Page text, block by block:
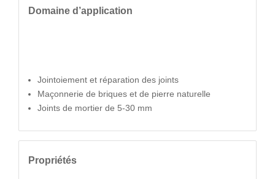
Domaine d’application
Jointoiement et réparation des joints
Maçonnerie de briques et de pierre naturelle
Joints de mortier de 5-30 mm
Propriétés